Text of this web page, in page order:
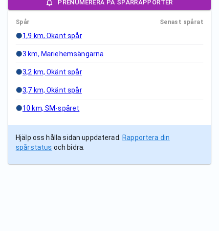
PRENUMERERA PÅ SPÅRRAPPORTER
Spår Senast spårat
1,9 km, Okänt spår
3 km, Mariehemsängarna
3,2 km, Okänt spår
3,7 km, Okänt spår
10 km, SM-spåret
Hjälp oss hålla sidan uppdaterad.
Rapportera din
spårstatus och bidra.